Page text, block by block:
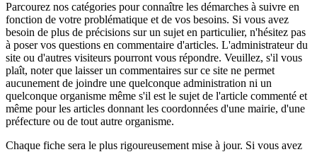
Parcourez nos catégories pour connaître les démarches à suivre en
fonction de votre problématique et de vos besoins. Si vous avez
besoin de plus de précisions sur un sujet en particulier, n'hésitez pas
à poser vos questions en commentaire d'articles. L'administrateur du
site ou d'autres visiteurs pourront vous répondre. Veuillez, s'il vous
plaît, noter que laisser un commentaires sur ce site ne permet
aucunement de joindre une quelconque administration ni un
quelconque organisme même s'il est le sujet de l'article commenté et
même pour les articles donnant les coordonnées d'une mairie, d'une
préfecture ou de tout autre organisme.
Chaque fiche sera le plus rigoureusement mise à jour. Si vous avez